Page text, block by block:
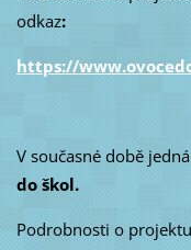
odkaz:
https://
V současné době
do škol.
Podrobnosti o